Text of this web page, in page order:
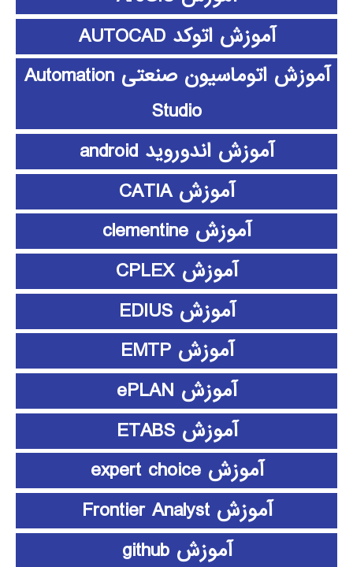
آموزش اتوکد AUTOCAD
آموزش اتوماسیون صنعتی Automation
Studio
آموزش اندوروید android
آموزش CATIA
آموزش clementine
آموزش CPLEX
آموزش EDIUS
آموزش EMTP
آموزش ePLAN
آموزش ETABS
آموزش expert choice
آموزش Frontier Analyst
آموزش github